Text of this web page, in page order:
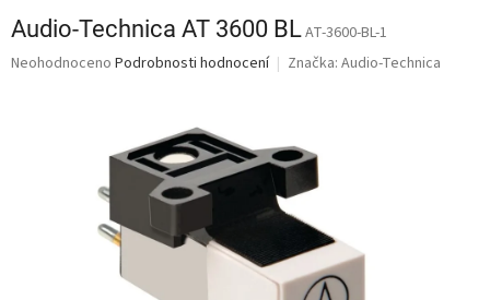
Audio-Technica AT 3600 BLAT-3600-BL-1
Průměrné
Neohodnoceno Podrobnosti hodnocení Značka: Audio-Technica